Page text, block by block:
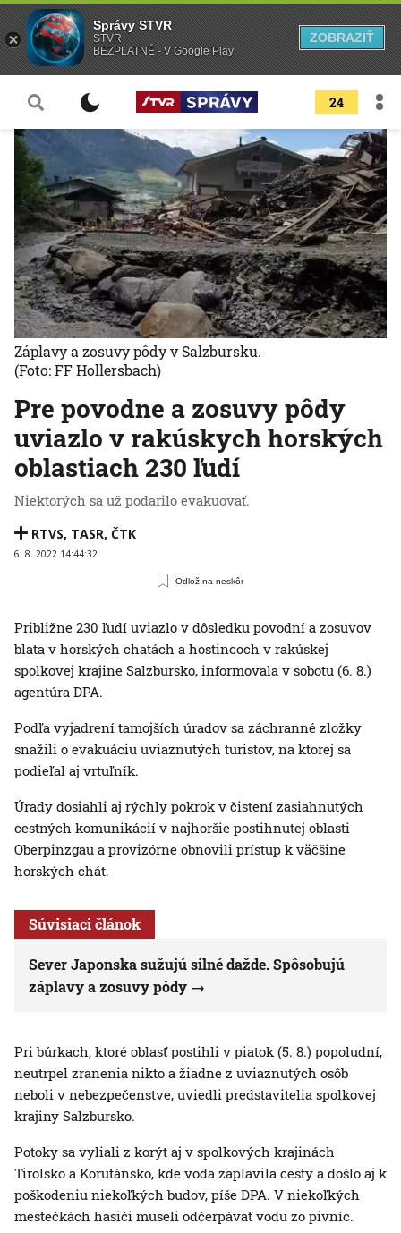
24
Pre povodne a zosuvy pôdy
uviazlo v rakúskych horských
oblastiach 230 ľudí
Niektorých sa už podarilo evakuovať.
RTVS, TASR, ČTK
6. 8. 2022 14:44:32
Odlož na neskôr
Záplavy a zosuvy pôdy v Salzbursku.
(Foto: FF Hollersbach)
Približne 230 ľudí uviazlo v dôsledku povodní a zosuvov
blata v horských chatách a hostincoch v rakúskej
spolkovej krajine Salzbursko, informovala v sobotu (6. 8.)
agentúra DPA.
Podľa vyjadrení tamojších úradov sa záchranné zložky
snažili o evakuáciu uviaznutých turistov, na ktorej sa
podieľal aj vrtuľník.
Úrady dosiahli aj rýchly pokrok v čistení zasiahnutých
cestných komunikácií v najhoršie postihnutej oblasti
Oberpinzgau a provizórne obnovili prístup k väčšine
horských chát.
Súvisiaci článok
Sever Japonska sužujú silné dažde. Spôsobujú
záplavy a zosuvy pôdy
Pri búrkach, ktoré oblasť postihli v piatok (5. 8.) popoludní,
neutrpel zranenia nikto a žiadne z uviaznutých osôb
neboli v nebezpečenstve, uviedli predstavitelia spolkovej
krajiny Salzbursko.
Potoky sa vyliali z korýt aj v spolkových krajinách
Tirolsko a Korutánsko, kde voda zaplavila cesty a došlo aj k
poškodeniu niekoľkých budov, píše DPA. V niekoľkých
mestečkách hasiči museli odčerpávať vodu zo pivníc.
Správy STVR
STVR
BEZPLATNÉ - V Google Play
ZOBRAZIŤ